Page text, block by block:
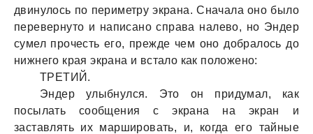
двинулось по периметру экрана. Сначала оно было
перевернуто и написано справа налево, но Эндер
сумел прочесть его, прежде чем оно добралось до
нижнего края экрана и встало как положено:
ТРЕТИЙ.
Эндер улыбнулся. Это он придумал, как
посылать сообщения с экрана на экран и
заставлять их маршировать, и, когда его тайные